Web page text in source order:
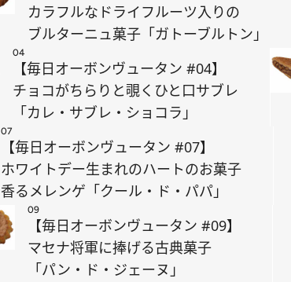
カラフルなドライフルーツ入りの
ブルターニュ菓子「ガトーブルトン」
04
【毎日オーボンヴュータン #04】
チョコがちらりと覗くひと口サブレ
「カレ・サブレ・ショコラ」
07
【毎日オーボンヴュータン #07】
ホワイトデー生まれのハートのお菓子
香るメレンゲ「クール・ド・パパ」
09
【毎日オーボンヴュータン #09】
マセナ将軍に捧げる古典菓子
「パン・ド・ジェーヌ」